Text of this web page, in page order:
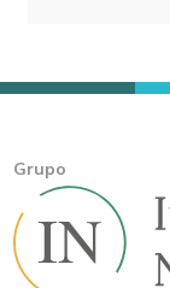
Grupo